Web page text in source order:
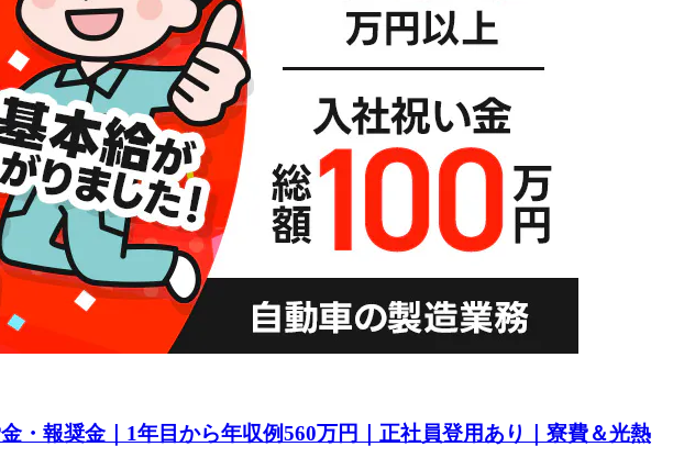
・報奨金｜1年目から年収例560万円｜正社員登用あり｜寮費＆光熱